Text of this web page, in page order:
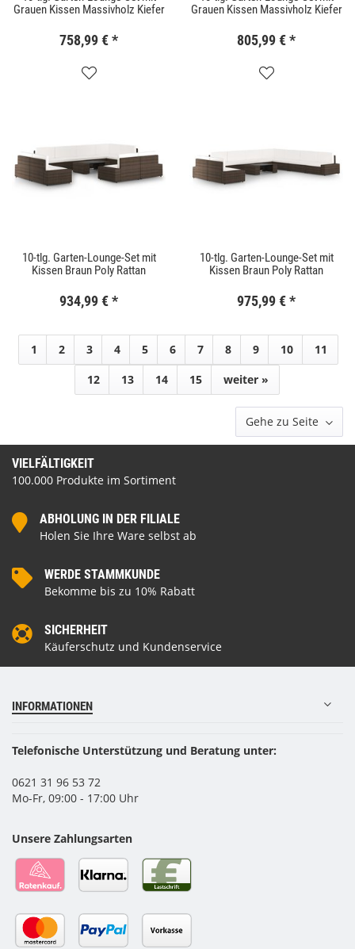
Grauen Kissen Massivholz Kiefer
758,99 €*
Grauen Kissen Massivholz Kiefer
805,99 €*
10-tlg. Garten-Lounge-Set mit
Kissen Braun Poly Rattan
934,99 €*
10-tlg. Garten-Lounge-Set mit
Kissen Braun Poly Rattan
975,99 €*
1 2 3 4 5 6 7 8 9 10
11
12
13 14 15 weiter »
Gehe zu Seite
VIELFÄLTIGKEIT
100.000 Produkte im Sortiment
ABHOLUNG IN DER FILIALE
Holen Sie Ihre Ware selbst ab
WERDE STAMMKUNDE
Bekomme bis zu 10% Rabatt
SICHERHEIT
Käuferschutz und Kundenservice
INFORMATIONEN
Telefonische Unterstützung und Beratung unter:
0621 31 96 53 72
Mo-Fr, 09:00 - 17:00 Uhr
Unsere Zahlungsarten